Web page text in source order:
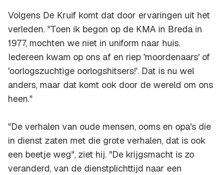
Volgens De Kruif komt dat door ervaringen uit het
verleden. "Toen ik begon op de KMA in Breda in
1977, mochten we niet in uniform naar huis.
Iedereen kwam op ons af en riep 'moordenaars' of
'oorlogszuchtige oorlogshitsers!'. Dat is nu wel
anders, maar dat komt ook door de wereld om ons
heen."
"De verhalen van oude mensen, ooms en opa's die
in dienst zaten met die grote verhalen, dat is ook
een beetje weg", ziet hij. "De krijgsmacht is zo
veranderd, van de dienstplichttijd naar een